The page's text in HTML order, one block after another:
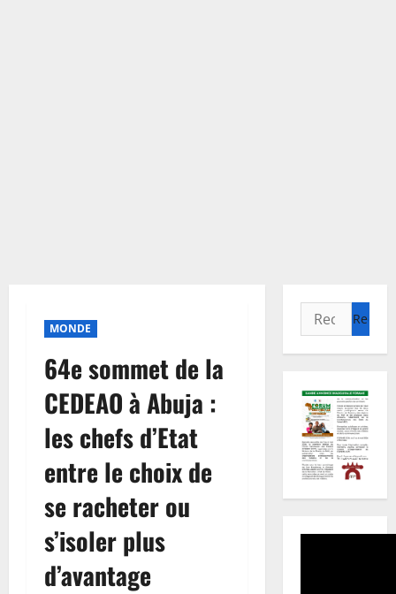
MONDE
64e sommet de la
CEDEAO à Abuja :
les chefs d’Etat
entre le choix de
se racheter ou
s’isoler plus
d’avantage
Rechercher :